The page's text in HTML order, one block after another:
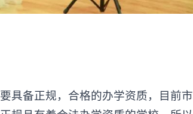
备正规，合格的办学资质，目前